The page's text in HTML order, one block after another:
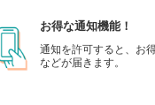
お得な通知機能！
通知を許可すると、お
などが届きます。